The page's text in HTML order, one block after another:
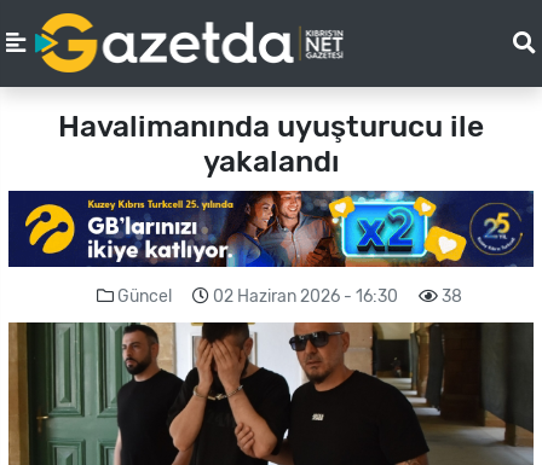
Havalimanında uyuşturucu ile
yakalandı
Güncel 02 Haziran 2026 - 16:30 38